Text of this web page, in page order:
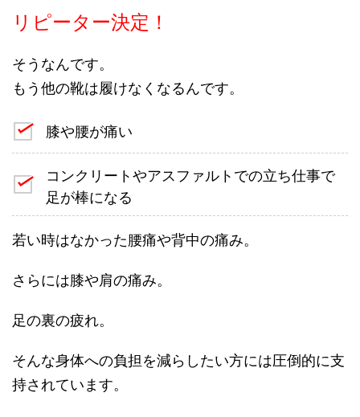
リピーター決定！
そうなんです。
もう他の靴は履けなくなるんです。
膝や腰が痛い
コンクリートやアスファルトでの立ち仕事で
足が棒になる
若い時はなかった腰痛や背中の痛み。
さらには膝や肩の痛み。
足の裏の疲れ。
そんな身体への負担を減らしたい方には圧倒的に支
持されています。